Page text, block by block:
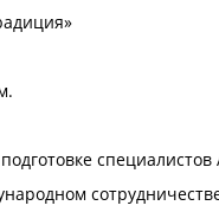
специалистов